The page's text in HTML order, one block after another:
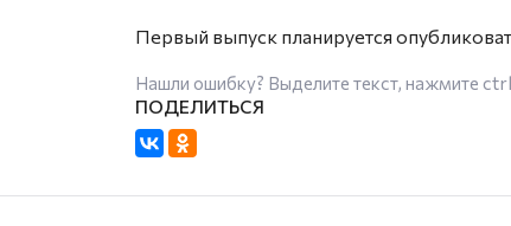
Первый выпуск планируется
Нашли ошибку? Выделите текст, нажмите